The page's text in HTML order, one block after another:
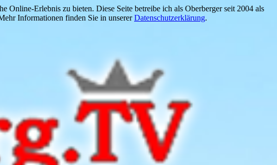
Erlebnis zu bieten. Diese Seite betreibe ich als Oberberger seit 2004 als
Informationen finden Sie in unsererDatenschutzerklärung.